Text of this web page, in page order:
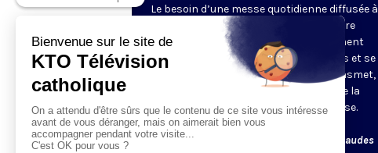
Le besoin d’une messe quotidienne diffusée à
la télévision a été exprimé d’une manière
encore plus forte pendant le confinement
dans de nombreux pays francophones et se
maintient depuis la reprise. KTO retransmet,
en direct de la basilique Notre-Dame de la
Garde, à Marseille, les laudes et la messe.
Le lundi à 7h25, la messe
Du mardi au samedi à 7h25, messe avec laudes